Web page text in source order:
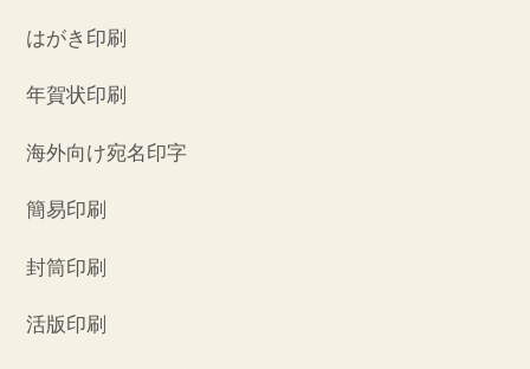
はがき印刷
年賀状印刷
海外向け宛名印字
簡易印刷
封筒印刷
活版印刷